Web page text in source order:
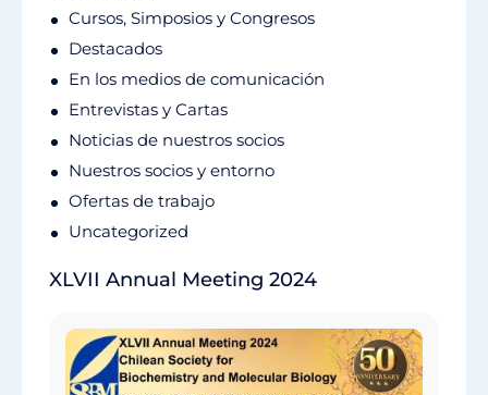
Cursos, Simposios y Congresos
Destacados
En los medios de comunicación
Entrevistas y Cartas
Noticias de nuestros socios
Nuestros socios y entorno
Ofertas de trabajo
Uncategorized
XLVII Annual Meeting 2024